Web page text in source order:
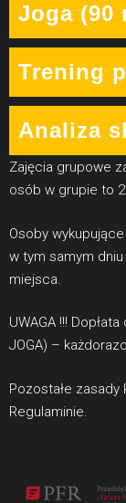
Joga (90
Trening
Analiza
Zajęcia grupowe
osób w grupie to
Osoby
w tym samym
miejsca.
UWAGA !!!
JOGA) –
Pozostałe
Regulaminie.